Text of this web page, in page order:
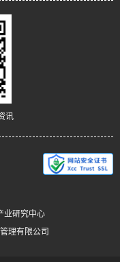
讯
业研究中心
理有限公司